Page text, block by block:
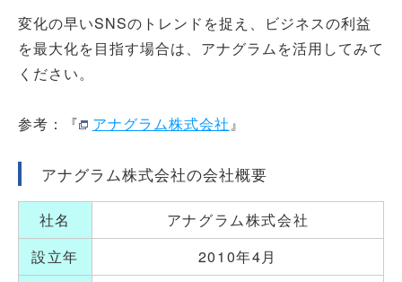
変化の早いSNSのトレンドを捉え、ビジネスの利益
を最大化を目指す場合は、アナグラムを活用してみて
ください。
参考：『 アナグラム株式会社』
アナグラム株式会社の会社概要
社名
アナグラム株式会社
設立年
2010年4月